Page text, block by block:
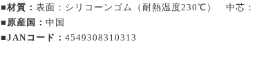
■材質： 表面：シリコーンゴム（耐熱温度230℃） 中芯：
■原産国： 中国
■JANコード： 4549308310313